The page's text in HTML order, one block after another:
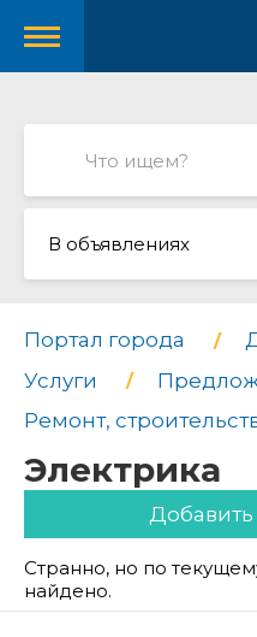
В объявлениях
Портал города
Услуги
Ремонт,
Электрика
Странно, но по
найдено.